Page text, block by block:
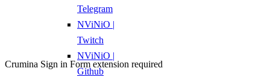
Crumina Sign in Form extension required
Telegram
NViNiO |
Twitch
NViNiO |
Github